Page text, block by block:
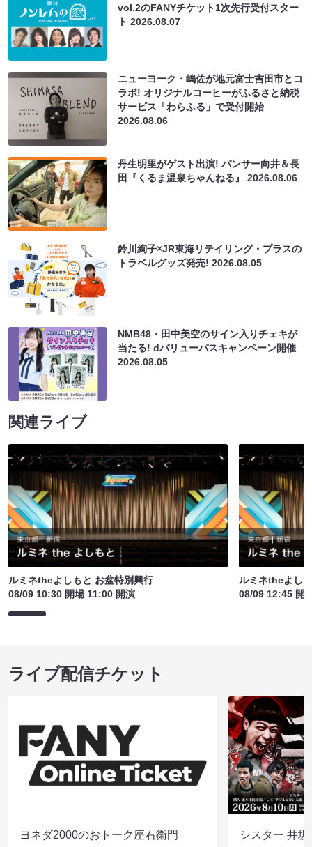
vol.2のFANYチケット1次先行受付スター
ト2026.08.07
ニューヨーク・嶋佐が地元富士吉田市とコ
ラボ! オリジナルコーヒーがふるさと納税
サービス「わらふる」で受付開始
2026.08.06
丹生明里がゲスト出演! パンサー向井＆長
田『くるま温泉ちゃんねる』2026.08.06
鈴川絢子×JR東海リテイリング・プラスの
トラベルグッズ発売!2026.08.05
NMB48・田中美空のサイン入りチェキが
当たる! dバリューパスキャンペーン開催
2026.08.05
関連ライブ
ルミネtheよしもと お盆特別興行
08/09 10:30 開場 11:00 開演
ルミネtheよし
08/09 12:45 開
ライブ配信チケット
ヨネダ2000のおトーク座右衛門
シスター 井